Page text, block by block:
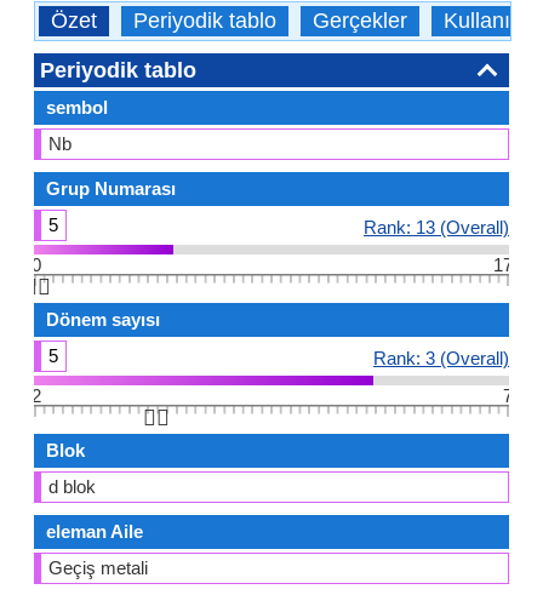
Özet Periyodik tablo Gerçekler Kullanım
Periyodik tablo
sembol
Nb
Grup Numarası
5
Rank: 13 (Overall)
0
17
👆🏻
Dönem sayısı
5
Rank: 3 (Overall)
2
7
👆🏻
Blok
d blok
eleman Aile
Geçiş metali